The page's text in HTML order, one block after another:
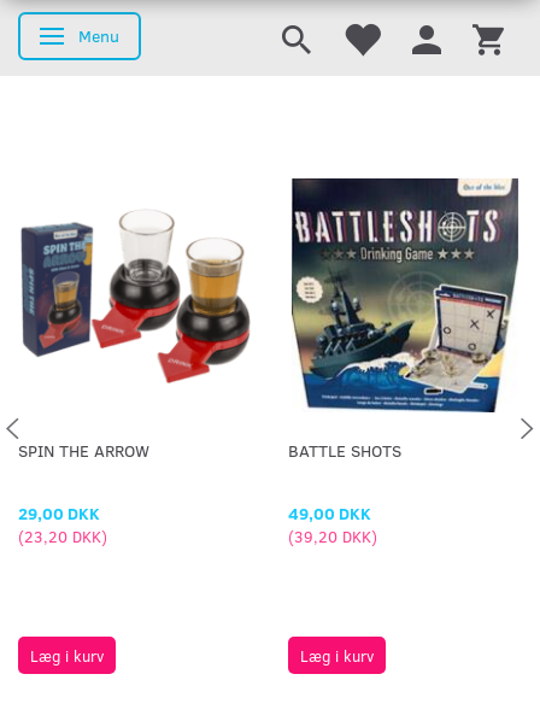
Skifte navigation
Menu
SPIN THE ARROW
29,00 DKK
(23,20 DKK)
Læg i kurv
BATTLE SHOTS
49,00 DKK
(39,20 DKK)
Læg i kurv